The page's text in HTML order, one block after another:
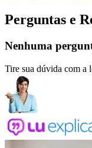
Perguntas e
Nenhuma
Tire sua dúvida com a